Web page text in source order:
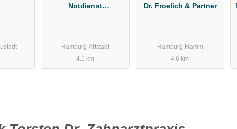
Notdienst
Hamburg-Altstadt
4.1 km
Dr. Froelich & Partner
Hamburg-Hamm
4.6 km